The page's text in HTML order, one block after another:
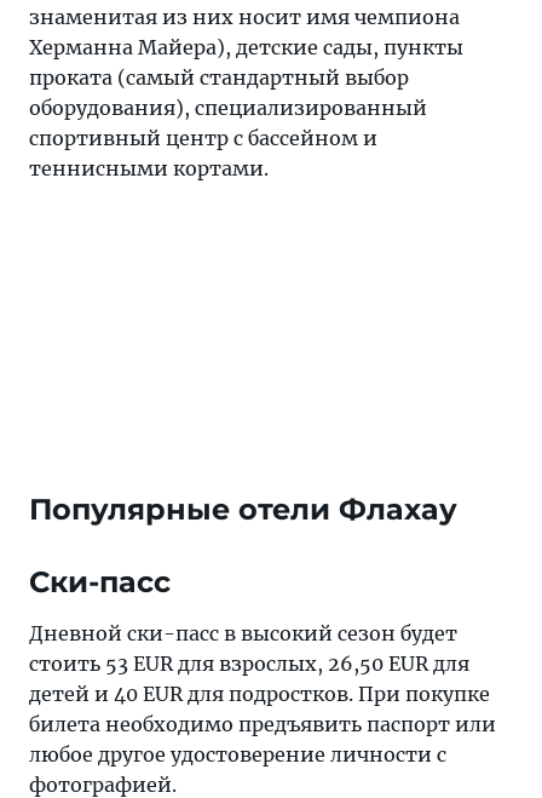
знаменитая из них носит имя чемпиона
Херманна Майера), детские сады, пункты
проката (самый стандартный выбор
оборудования), специализированный
спортивный центр с бассейном и
теннисными кортами.
Популярные отели Флахау
Ски-пасс
Дневной ски-пасс в высокий сезон будет
стоить 53 EUR для взрослых, 26,50 EUR для
детей и 40 EUR для подростков. При покупке
билета необходимо предъявить паспорт или
любое другое удостоверение личности с
фотографией.